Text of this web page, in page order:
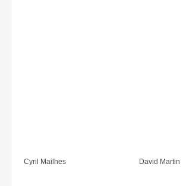
Cyril Mailhes David Martin